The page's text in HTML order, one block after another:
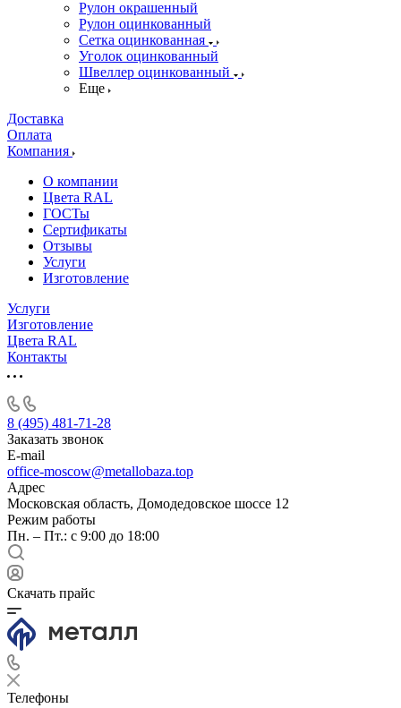
Рулон окрашенный
Рулон оцинкованный
Сетка оцинкованная
Уголок оцинкованный
Швеллер оцинкованный
Еще
Доставка
Оплата
Компания
О компании
Цвета RAL
ГОСТы
Сертификаты
Отзывы
Услуги
Изготовление
Услуги
Изготовление
Цвета RAL
Контакты
8 (495) 481-71-28
Заказать звонок
E-mail
office-moscow@metallobaza.top
Адрес
Московская область, Домодедовское шоссе 12
Режим работы
Пн. – Пт.: с 9:00 до 18:00
Скачать прайс
Телефоны